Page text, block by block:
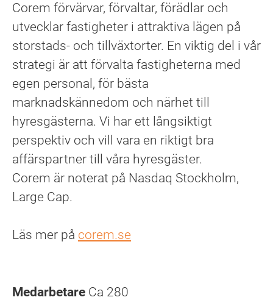
Corem förvärvar, förvaltar, förädlar och
utvecklar fastigheter i attraktiva lägen på
storstads- och tillväxtorter. En viktig del i vår
strategi är att förvalta fastigheterna med
egen personal, för bästa
marknadskännedom och närhet till
hyresgästerna. Vi har ett långsiktigt
perspektiv och vill vara en riktigt bra
affärspartner till våra hyresgäster.
Corem är noterat på Nasdaq Stockholm,
Large Cap.
Läs mer på corem.se
Medarbetare Ca 280